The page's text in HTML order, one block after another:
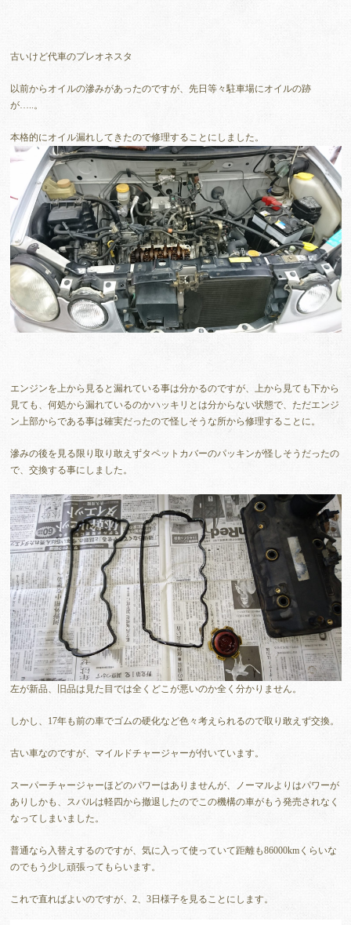
古いけど代車のプレオネスタ
以前からオイルの滲みがあったのですが、先日等々駐車場にオイルの跡
が…..。
本格的にオイル漏れしてきたので修理することにしました。
エンジンを上から見ると漏れている事は分かるのですが、上から見ても下から
見ても、何処から漏れているのかハッキリとは分からない状態で、ただエンジ
ン上部からである事は確実だったので怪しそうな所から修理することに。
滲みの後を見る限り取り敢えずタペットカバーのパッキンが怪しそうだったの
で、交換する事にしました。
左が新品、旧品は見た目では全くどこが悪いのか全く分かりません。
しかし、17年も前の車でゴムの硬化など色々考えられるので取り敢えず交換。
古い車なのですが、マイルドチャージャーが付いています。
スーパーチャージャーほどのパワーはありませんが、ノーマルよりはパワーが
ありしかも、スバルは軽四から撤退したのでこの機構の車がもう発売されなく
なってしまいました。
普通なら入替えするのですが、気に入って使っていて距離も86000kmくらいな
のでもう少し頑張ってもらいます。
これで直ればよいのですが、2、3日様子を見ることにします。